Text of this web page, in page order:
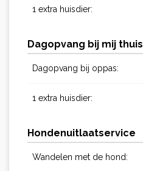
1 extra huisdier:
Dagopvang bij mij thuis
Dagopvang bij oppas:
1 extra huisdier:
Hondenuitlaatservice
Wandelen met de hond: